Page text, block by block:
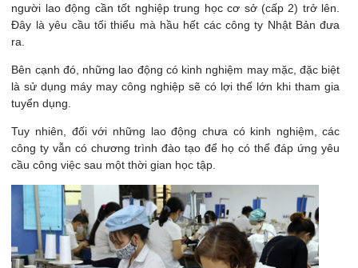
người lao động cần tốt nghiệp trung học cơ sở (cấp 2) trở lên.
Đây là yêu cầu tối thiểu mà hầu hết các công ty Nhật Bản đưa
ra.
Bên cạnh đó, những lao động có kinh nghiệm may mặc, đặc biệt
là sử dụng máy may công nghiệp sẽ có lợi thế lớn khi tham gia
tuyển dụng.
Tuy nhiên, đối với những lao động chưa có kinh nghiệm, các
công ty vẫn có chương trình đào tạo để họ có thể đáp ứng yêu
cầu công việc sau một thời gian học tập.